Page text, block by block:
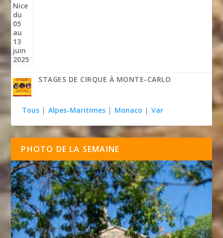
STAGES DE CIRQUE À MONTE-CARLO
Tous | Alpes-Maritimes | Monaco | Var
PHOTO DE LA SEMAINE